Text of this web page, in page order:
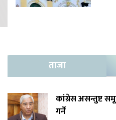
ताजा
कांग्रेस असन्तुष्ट
गर्ने